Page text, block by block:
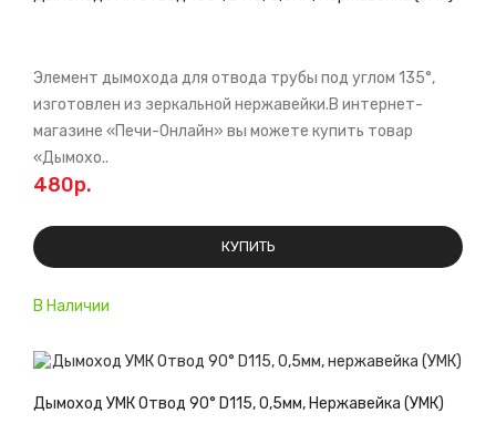
В Наличии
Элемент дымохода для отвода трубы под углом 135°,
изготовлен из зеркальной нержавейки.В интернет-
магазине «Печи-Онлайн» вы можете купить товар
«Дымохо..
480р.
КУПИТЬ
Дымоход УМК Отвод 90° D115, 0,5мм, Нержавейка (УМК)